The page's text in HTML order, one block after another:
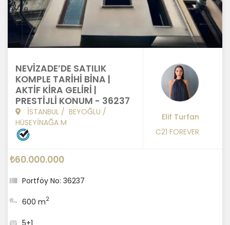
NEVİZADE’DE SATILIK
KOMPLE TARİHİ BİNA |
AKTİF KİRA GELİRİ |
PRESTİJLİ KONUM - 36237
İSTANBUL / BEYOĞLU /
HÜSEYİNAĞA M
Elif Turfan
C21 FOREVER
₺60.000.000
Portföy No: 36237
600 m2
5+1